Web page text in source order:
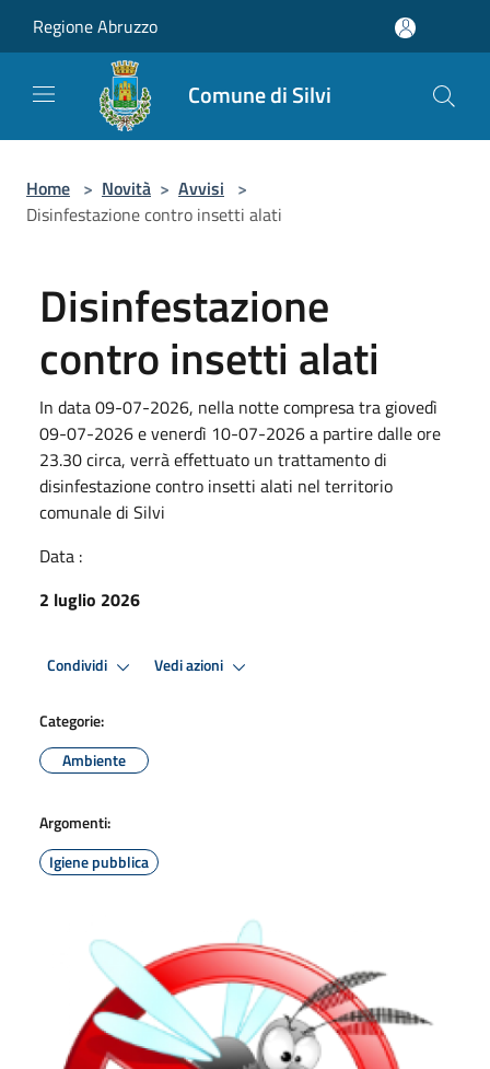
Regione Abruzzo
Comune di Silvi
Home > Novità > Avvisi >
Disinfestazione contro insetti alati
Disinfestazione
contro insetti alati
In data 09-07-2026, nella notte compresa tra giovedì
09-07-2026 e venerdì 10-07-2026 a partire dalle ore
23.30 circa, verrà effettuato un trattamento di
disinfestazione contro insetti alati nel territorio
comunale di Silvi
Data :
2 luglio 2026
Condividi Vedi azioni
Categorie:
Ambiente
Argomenti:
Igiene pubblica